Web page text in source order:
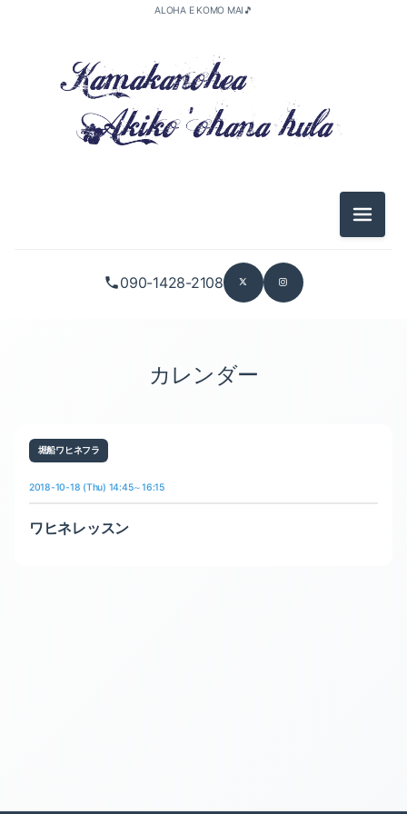
090-1428-2108
ALOHA E KOMO MAI🎵
メニュ
カレンダー
堀船ワヒネフラ
2018-10-18 (Thu) 14:45～16:15
ワヒネレッスン